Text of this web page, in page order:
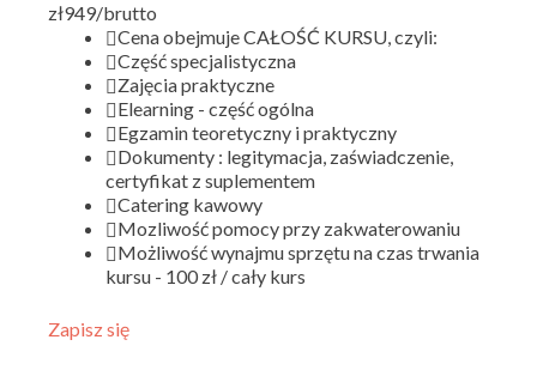
zł949/brutto
Cena obejmuje CAŁOŚĆ KURSU, czyli:
Część specjalistyczna
Zajęcia praktyczne
Elearning - część ogólna
Egzamin teoretyczny i praktyczny
Dokumenty : legitymacja, zaświadczenie,
certyfikat z suplementem
Catering kawowy
Mozliwość pomocy przy zakwaterowaniu
Możliwość wynajmu sprzętu na czas trwania
kursu - 100 zł / cały kurs
Zapisz się